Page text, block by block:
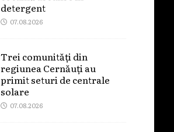
detergent
07.08.2026
Trei comunități din
regiunea Cernăuți au
primit seturi de centrale
solare
07.08.2026